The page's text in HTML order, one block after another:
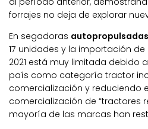
forrajes no deja de explorar
En segadoras autopropulsadas
17 unidades y la importación
2021 está muy limitada debido
país como categoría tractor
comercialización y reduciendo
comercialización de “tractores
mayoría de las marcas han